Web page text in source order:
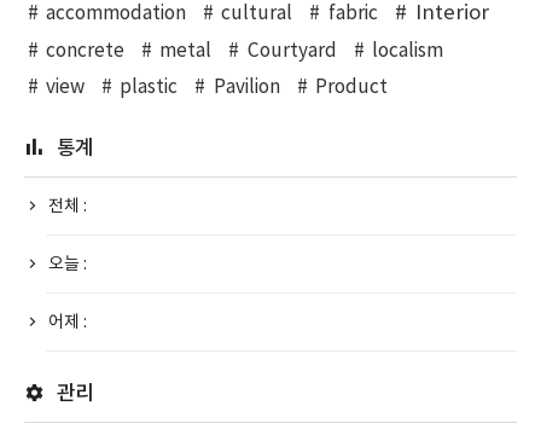
accommodation cultural fabric Interior
concrete metal Courtyard
localism
view
plastic Pavilion Product
통계
전체 :
오늘 :
어제 :
관리